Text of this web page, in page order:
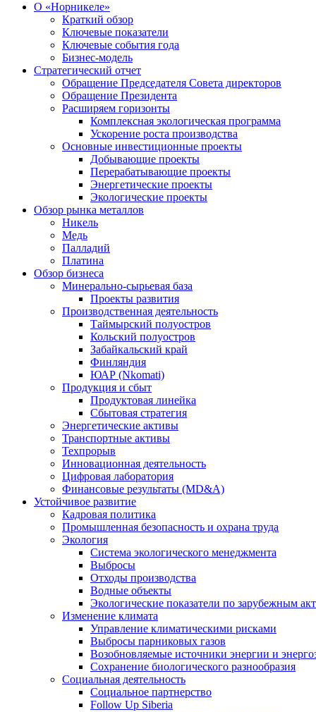
О «Норникеле»
Краткий обзор
Ключевые показатели
Ключевые события года
Бизнес-модель
Стратегический отчет
Обращение Председателя Совета директоров
Обращение Президента
Расширяем горизонты
Комплексная экологическая программа
Ускорение роста производства
Основные инвестиционные проекты
Добывающие проекты
Перерабатывающие проекты
Энергетические проекты
Экологические проекты
Обзор рынка металлов
Никель
Медь
Палладий
Платина
Обзор бизнеса
Минерально-сырьевая база
Проекты развития
Производственная деятельность
Таймырский полуостров
Кольский полуостров
Забайкальский край
Финляндия
ЮАР (Nkomati)
Продукция и сбыт
Продуктовая линейка
Сбытовая стратегия
Энергетические активы
Транспортные активы
Техпрорыв
Инновационная деятельность
Цифровая лаборатория
Финансовые результаты (MD&A)
Устойчивое развитие
Кадровая политика
Промышленная безопасность и охрана труда
Экология
Система экологического менеджмента
Выбросы
Отходы производства
Водные объекты
Экологические показатели по зарубежным
Изменение климата
Управление климатическими рисками
Выбросы парниковых газов
Возобновляемые источники энергии и
Сохранение биологического разнообразия
Социальная деятельность
Социальное партнерство
Follow Up Siberia